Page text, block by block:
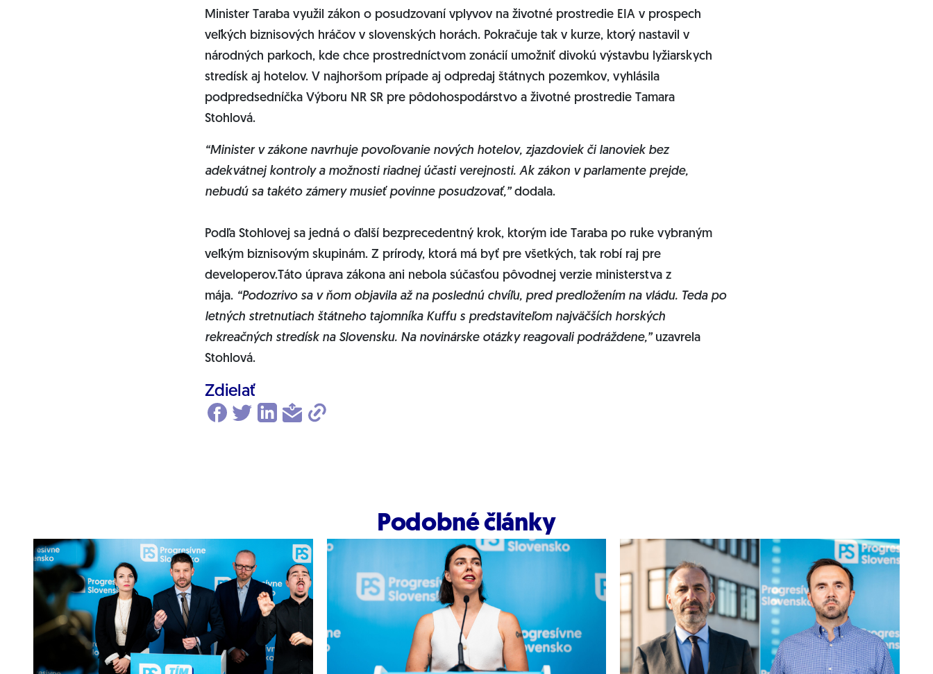
Minister Taraba využil zákon o posudzovaní vplyvov na životné prostredie EIA v prospech
veľkých biznisových hráčov v slovenských horách. Pokračuje tak v kurze, ktorý nastavil v
národných parkoch, kde chce prostredníctvom zonácií umožniť divokú výstavbu lyžiarskych
stredísk aj hotelov. V najhoršom prípade aj odpredaj štátnych pozemkov, vyhlásila
podpredsedníčka Výboru NR SR pre pôdohospodárstvo a životné prostredie Tamara
Stohlová.
“Minister v zákone navrhuje povoľovanie nových hotelov, zjazdoviek či lanoviek bez
adekvátnej kontroly a možnosti riadnej účasti verejnosti. Ak zákon v parlamente prejde,
nebudú sa takéto zámery musieť povinne posudzovať,”dodala.
Podľa Stohlovej sa jedná o ďalší bezprecedentný krok, ktorým ide Taraba po ruke vybraným
veľkým biznisovým skupinám. Z prírody, ktorá má byť pre všetkých, tak robí raj pre
developerov.Táto úprava zákona ani nebola súčasťou pôvodnej verzie ministerstva z
mája. “Podozrivo sa v ňom objavila až na poslednú chvíľu, pred predložením na vládu. Teda po
letných stretnutiach štátneho tajomníka Kuffu s predstaviteľom najväčších horských
rekreačných stredísk na Slovensku. Na novinárske otázky reagovali podráždene,”uzavrela
Stohlová.
Zdielať
Podobné články